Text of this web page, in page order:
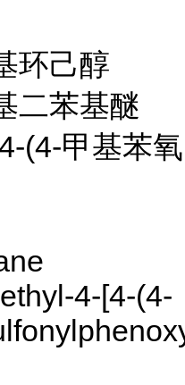
环己醇
二苯基醚
(4-甲基苯氧
4-[4-(4-